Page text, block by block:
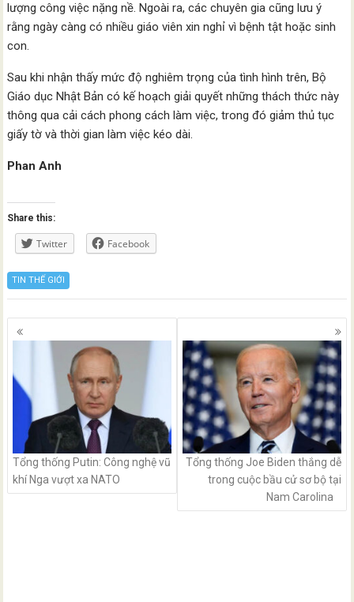
lượng công việc nặng nề. Ngoài ra, các chuyên gia cũng lưu ý
rằng ngày càng có nhiều giáo viên xin nghỉ vì bệnh tật hoặc sinh
con.
Sau khi nhận thấy mức độ nghiêm trọng của tình hình trên, Bộ
Giáo dục Nhật Bản có kế hoạch giải quyết những thách thức này
thông qua cải cách phong cách làm việc, trong đó giảm thủ tục
giấy tờ và thời gian làm việc kéo dài.
Phan Anh
Share this:
Twitter Facebook
TIN THẾ GIỚI
Posts
navigation
Tổng thống Putin: Công nghệ vũ
khí Nga vượt xa NATO
Tổng thống Joe Biden thắng dễ
trong cuộc bầu cử sơ bộ tại
Nam Carolina